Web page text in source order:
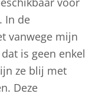
In de
vanwege mijn
is geen enkel
ze blij met
Deze